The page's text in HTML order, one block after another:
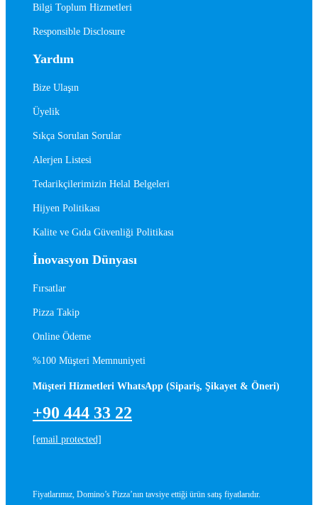
Bilgi Toplum Hizmetleri
Responsible Disclosure
Yardım
Bize Ulaşın
Üyelik
Sıkça Sorulan Sorular
Alerjen Listesi
Tedarikçilerimizin Helal Belgeleri
Hijyen Politikası
Kalite ve Gıda Güvenliği Politikası
İnovasyon Dünyası
Fırsatlar
Pizza Takip
Online Ödeme
%100 Müşteri Memnuniyeti
Müşteri Hizmetleri WhatsApp (Sipariş, Şikayet & Öneri)
+90 444 33 22
[email protected]
Fiyatlarımız, Domino’s Pizza’nın tavsiye ettiği ürün satış fiyatlarıdır.